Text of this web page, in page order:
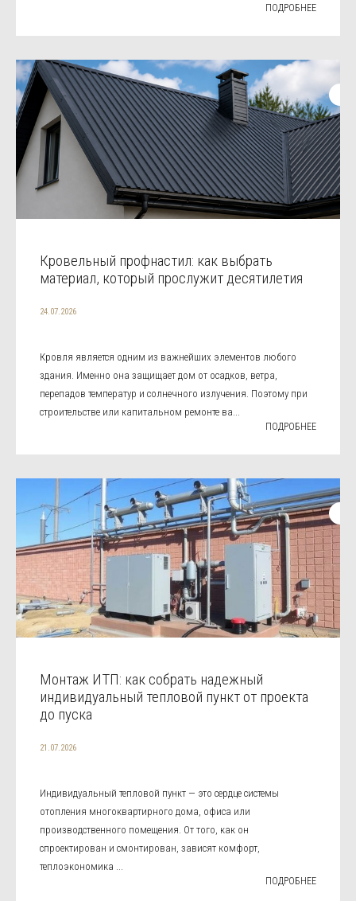
ПОДРОБНЕЕ
Кровельный профнастил: как выбрать
материал, который прослужит десятилетия
24.07.2026
Кровля является одним из важнейших элементов любого
здания. Именно она защищает дом от осадков, ветра,
перепадов температур и солнечного излучения. Поэтому при
строительстве или капитальном ремонте ва...
ПОДРОБНЕЕ
Монтаж ИТП: как собрать надежный
индивидуальный тепловой пункт от проекта
до пуска
21.07.2026
Индивидуальный тепловой пункт — это сердце системы
отопления многоквартирного дома, офиса или
производственного помещения. От того, как он
спроектирован и смонтирован, зависят комфорт,
теплоэкономика ...
ПОДРОБНЕЕ